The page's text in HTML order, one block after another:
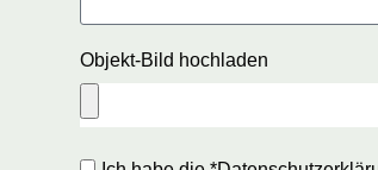
Objekt-Bild hochladen